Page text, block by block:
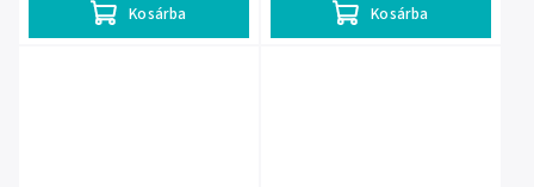
Kosárba Kosárba